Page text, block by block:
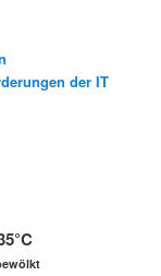
der IT